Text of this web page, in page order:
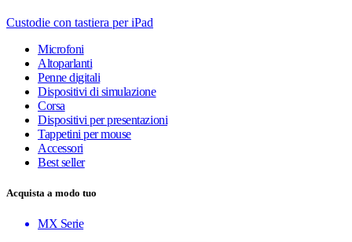
Custodie con tastiera per iPad
Microfoni
Altoparlanti
Penne digitali
Dispositivi di simulazione
Corsa
Dispositivi per presentazioni
Tappetini per mouse
Accessori
Best seller
Acquista a modo tuo
MX Serie